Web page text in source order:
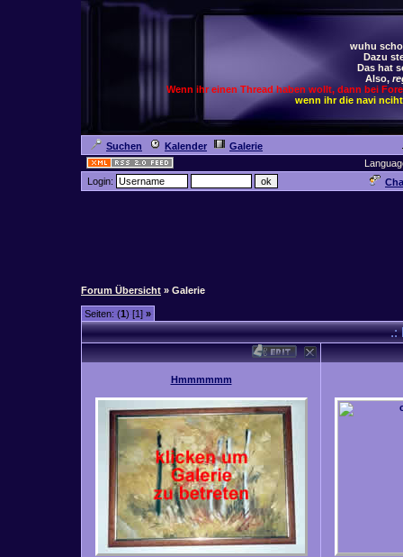
wuhu
Dazu
Das hat
Also,
Wenn ihr einen Thread haben wollt, dann bei
wenn ihr die navi
Suchen Kalender
Galerie
Login:
Forum Übersicht » Galerie
Seiten: (1) [1] »
.:
Hmmmmmm